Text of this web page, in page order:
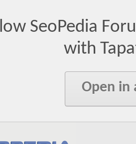
SeoPedia
with
Open in